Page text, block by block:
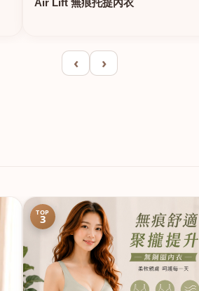
Air Lift 無痕托提內衣
‹ ›
TOP
3